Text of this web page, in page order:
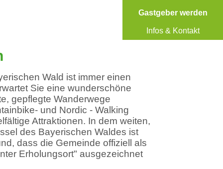
Gastgeber werden
Infos & Kontakt
Wald ist immer einen
Sie eine wunderschöne
gepflegte Wanderwege
und Nordic - Walking
Attraktionen. In dem weiten,
des Bayerischen Waldes ist
dass die Gemeinde offiziell als
Erholungsort" ausgezeichnet